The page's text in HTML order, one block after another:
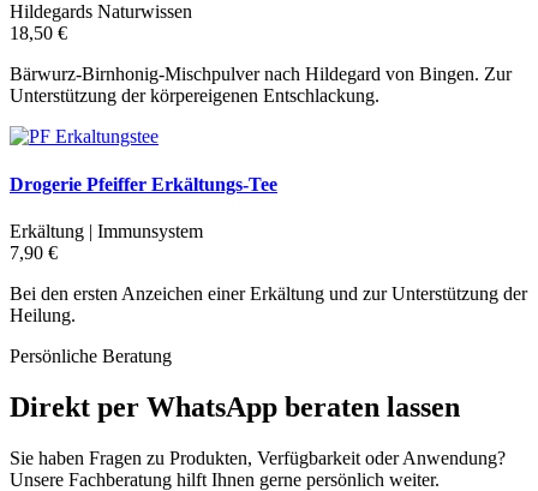
Hildegards Naturwissen
18,50 €
Bärwurz-Birnhonig-Mischpulver nach Hildegard von Bingen. Zur
Unterstützung der körpereigenen Entschlackung.
Drogerie Pfeiffer Erkältungs-Tee
Erkältung | Immunsystem
7,90 €
Bei den ersten Anzeichen einer Erkältung und zur Unterstützung der
Heilung.
Persönliche Beratung
Direkt per WhatsApp beraten lassen
Sie haben Fragen zu Produkten, Verfügbarkeit oder Anwendung?
Unsere Fachberatung hilft Ihnen gerne persönlich weiter.